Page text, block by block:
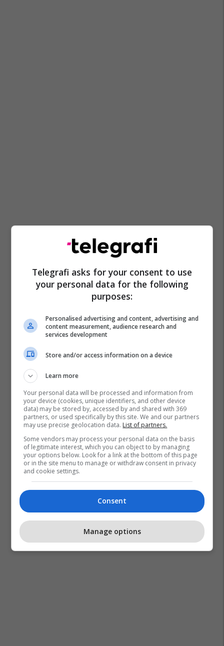
Qeveria E Kosovës
Shoqata E Qumështarëve Të Kosovës
Avdullah Hoti
Telegrafi asks for your consent to use
your personal data for the following
purposes:
Personalised advertising and content, advertising and
content measurement, audience research and
services development
Store and/or access information on a device
Learn more
Your personal data will be processed and information from
your device (cookies, unique identifiers, and other device
data) may be stored by, accessed by and shared with 369
partners, or used specifically by this site. We and our partners
may use precise geolocation data. List of partners.
Some vendors may process your personal data on the basis
of legitimate interest, which you can object to by managing
your options below. Look for a link at the bottom of this page
or in the site menu to manage or withdraw consent in privacy
and cookie settings.
Consent
Manage options